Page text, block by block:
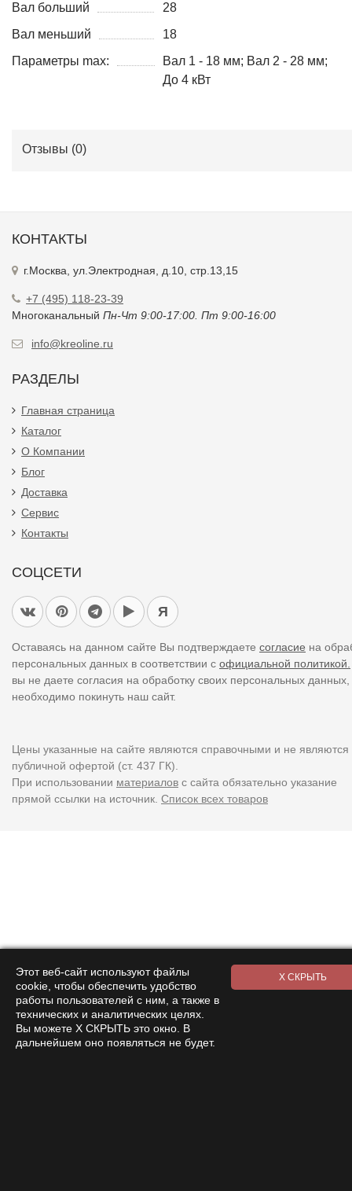
Вал больший
28
Вал меньший
18
Параметры max:
Вал 1 - 18 мм; Вал 2 - 28 мм;
До 4 кВт
Отзывы (0)
КОНТАКТЫ
г.Москва, ул.Электродная, д.10, стр.13,15
+7 (495) 118-23-39
Многоканальный Пн-Чт 9:00-17:00. Пт 9:00-16:00
info@kreoline.ru
РАЗДЕЛЫ
Главная страница
Каталог
О Компании
Блог
Доставка
Сервис
Контакты
СОЦСЕТИ
Я
Оставаясь на данном сайте Вы подтверждаете согласие на
персональных данных в соответствии с официальной политикой.
вы не даете согласия на обработку своих персональных
необходимо покинуть наш сайт.
Цены указанные на сайте являются справочными и не являются
публичной офертой (ст. 437 ГК).
При использовании материалов с сайта обязательно указание
прямой ссылки на источник. Список всех товаров
Этот веб-сайт используют файлы
cookie, чтобы обеспечить удобство
работы пользователей с ним, а также в
технических и аналитических целях.
Вы можете Х СКРЫТЬ это окно. В
дальнейшем оно появляться не будет.